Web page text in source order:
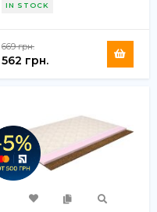
IN STOCK
669 грн.
562 грн.